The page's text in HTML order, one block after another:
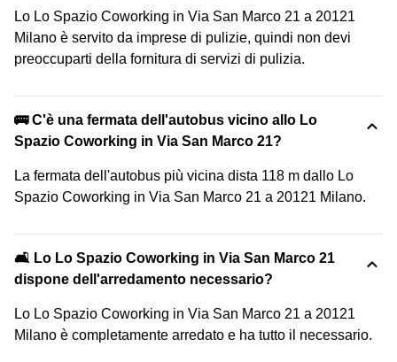
Lo Lo Spazio Coworking in Via San Marco 21 a 20121
Milano è servito da imprese di pulizie, quindi non devi
preoccuparti della fornitura di servizi di pulizia.
🚌 C'è una fermata dell'autobus vicino allo Lo
Spazio Coworking in Via San Marco 21?
La fermata dell'autobus più vicina dista 118 m dallo Lo
Spazio Coworking in Via San Marco 21 a 20121 Milano.
🛋️ Lo Lo Spazio Coworking in Via San Marco 21
dispone dell'arredamento necessario?
Lo Lo Spazio Coworking in Via San Marco 21 a 20121
Milano è completamente arredato e ha tutto il necessario.